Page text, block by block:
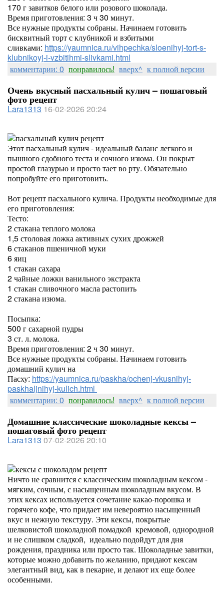
170 г завитков белого или розового шоколада.
Время приготовления: 3 ч 30 минут.
Все нужные продукты собраны. Начинаем готовить
бисквитный торт с клубникой и взбитыми
сливками: https://yaumnica.ru/vihpechka/sloenihyj-tort-s-
klubnikoyj-i-vzbitihmi-slivkami.html
комментарии: 0 понравилось! вверх^ к полной версии
Очень вкусный пасхальный кулич – пошаговый
фото рецепт
Lara1313 16-02-2026 20:24
Этот пасхальный кулич - идеальный баланс легкого и
пышного сдобного теста и сочного изюма. Он покрыт
простой глазурью и просто тает во рту. Обязательно
попробуйте его приготовить.
Вот рецепт пасхального кулича. Продукты необходимые для
его приготовления:
Тесто:
2 стакана теплого молока
1,5 столовая ложка активных сухих дрожжей
6 стаканов пшеничной муки
6 яиц
1 стакан сахара
2 чайные ложки ванильного экстракта
1 стакан сливочного масла растопить
2 стакана изюма.
Посыпка:
500 г сахарной пудры
3 ст. л. молока.
Время приготовления: 2 ч 30 минут.
Все нужные продукты собраны. Начинаем готовить
домашний кулич на
Пасху: https://yaumnica.ru/paskha/ochenj-vkusnihyj-
paskhaljnihyj-kulich.html
комментарии: 0 понравилось! вверх^ к полной версии
Домашние классические шоколадные кексы –
пошаговый фото рецепт
Lara1313 07-02-2026 20:10
Ничто не сравнится с классическим шоколадным кексом -
мягким, сочным, с насыщенным шоколадным вкусом. В
этих кексах используется сочетание какао-порошка и
горячего кофе, что придает им невероятно насыщенный
вкус и нежную текстуру. Эти кексы, покрытые
шелковистой шоколадной помадкой кремовой, однородной
и не слишком сладкой, идеально подойдут для дня
рождения, праздника или просто так. Шоколадные завитки,
которые можно добавить по желанию, придают кексам
элегантный вид, как в пекарне, и делают их еще более
особенными.